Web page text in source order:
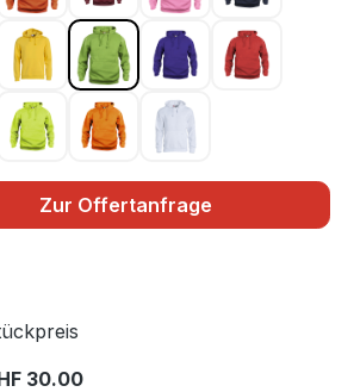
300Lemon 10Light green 67
Lila 44 Rot 35
Gelb 11
Warnschutz Grün 600
Warnschutz Orange 170
Weiss 00
Zur Offertanfrage
30.00